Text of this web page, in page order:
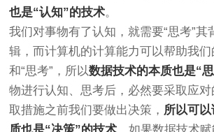
也是“认知”的技术。
我们对事物有了认知，就需要“思考”其
辑，而计算机的计算能力可以帮助我
和“思考”，所以数据技术的本质也是“
物进行认知、思考后，必然要采取应
取措施之前我们要做出决策， 所以可